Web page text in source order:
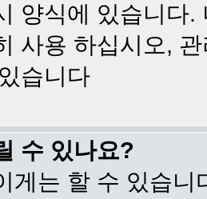
양식에 있습니다
사용 하십시오,
습니다
수 있나요?
게는 할 수 있습